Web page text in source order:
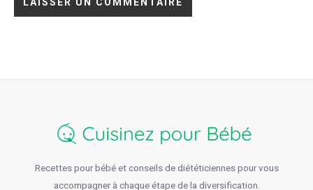
Recettes pour bébé et conseils de diététiciennes pour vous
accompagner à chaque étape de la diversification.